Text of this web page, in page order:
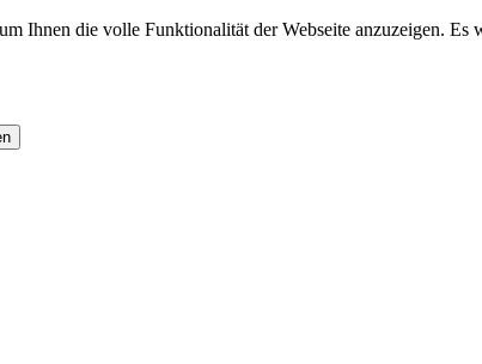
Ihnen die volle Funktionalität der Webseite anzuzeigen.